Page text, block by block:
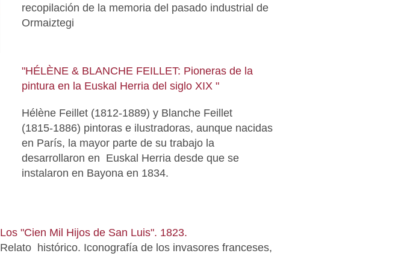
recopilación de la memoria del pasado industrial de
Ormaiztegi
"HÉLÈNE & BLANCHE FEILLET: Pioneras de la
pintura en la Euskal Herria del siglo XIX "
Hélène Feillet (1812­-1889) ​y Blanche Feillet
(1815­-1886) ​pintoras e ilustradoras, aunque nacidas
en París, la mayor parte de su trabajo la
desarrollaron en Euskal Herria desde que se
instalaron en Bayona en 1834.
Los "Cien Mil Hijos de San Luis". 1823.
Relato histórico. Iconografía de los invasores franceses,